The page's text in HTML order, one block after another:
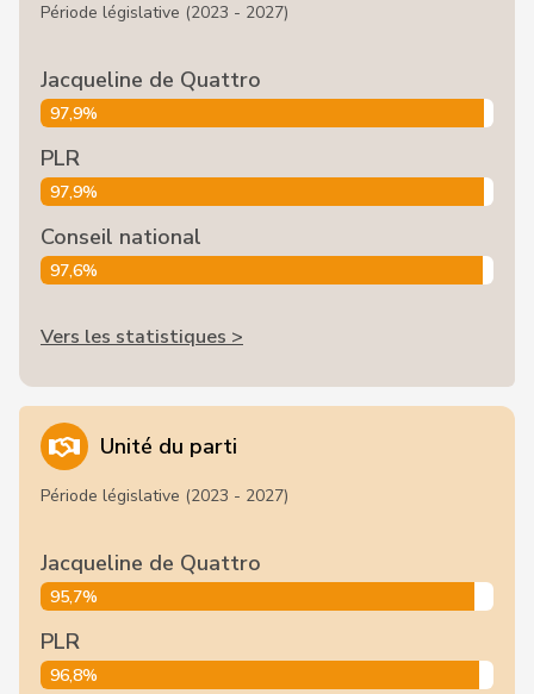
Période législative (2023 - 2027)
Jacqueline de Quattro
97,9%
PLR
97,9%
Conseil national
97,6%
Vers les statistiques >
Unité du parti
Période législative (2023 - 2027)
Jacqueline de Quattro
95,7%
PLR
96,8%